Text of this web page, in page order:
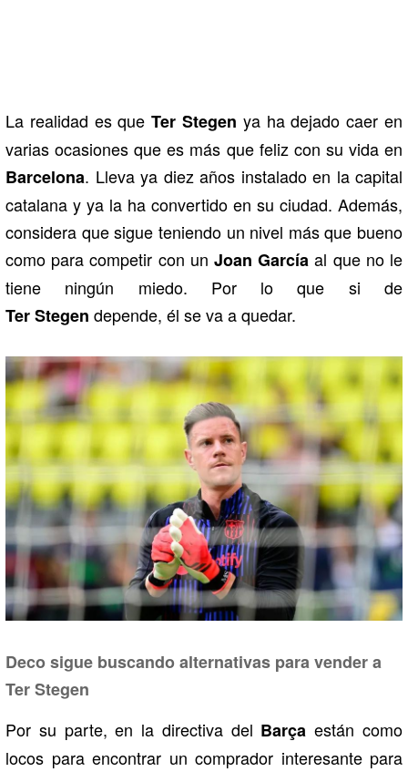
La realidad es que Ter Stegen ya ha dejado caer en
varias ocasiones que es más que feliz con su vida en
Barcelona. Lleva ya diez años instalado en la capital
catalana y ya la ha convertido en su ciudad. Además,
considera que sigue teniendo un nivel más que bueno
como para competir con un Joan García al que no le
tiene ningún miedo. Por lo que si de
Ter Stegen depende, él se va a quedar.
Deco sigue buscando alternativas para vender a
Ter Stegen
Por su parte, en la directiva del Barça están como
locos para encontrar un comprador interesante para